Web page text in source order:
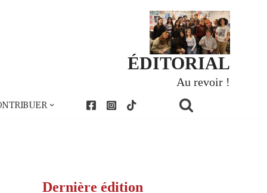
ÉDITORIAL
Au revoir !
Dernière édition